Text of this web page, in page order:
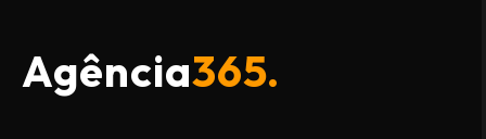
Agência365.